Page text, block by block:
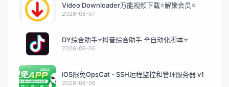
Video Downloader万能视频下载⭐解锁会员⭐
2026-08-07
DY综合助手⭐抖音综合助手 全自动化脚本⭐
2026-08-06
iOS限免OpsCat - SSH远程监控和管理服务器 v1
2026-08-06